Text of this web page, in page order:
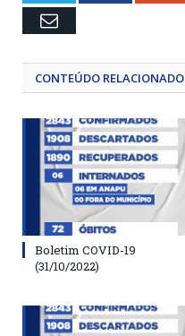
Email
CONTEÚDO RELACIONADO
Boletim COVID-19
(31/10/2022)